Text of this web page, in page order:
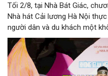
Tối 2/8, tại Nhà Bát Giác,
Nhà hát Cải lương Hà Nội
người dân và du khách một
những làn điệu cải lương, ca
hòa quyện trong không gian
biệt, chương trình có sự giao
phương Nam, góp phần tạo